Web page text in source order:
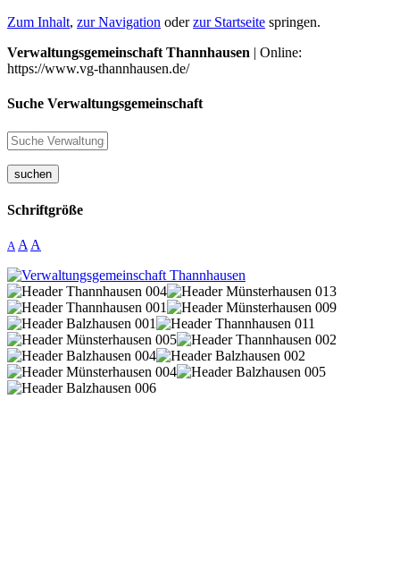
Zum Inhalt, zur Navigation oderzur Startseite springen.
Verwaltungsgemeinschaft Thannhausen | Online:
https://www.vg-thannhausen.de/
Suche Verwaltungsgemeinschaft
suchen
Schriftgröße
A A A